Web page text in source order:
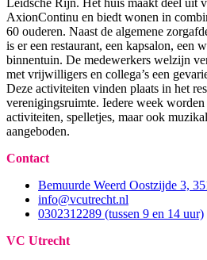
Leidsche Rijn. Het huis maakt deel uit
AxionContinu en biedt wonen in
60 ouderen. Naast de algemene
is er een restaurant, een kapsalon, een
binnentuin. De medewerkers welzijn
met vrijwilligers en collega’s een
Deze activiteiten vinden plaats in het
verenigingsruimte. Iedere week worden
activiteiten, spelletjes, maar ook
aangeboden.
Contact
Bemuurde Weerd Oostzijde 3,
info@vcutrecht.nl
0302312289 (tussen 9 en 14 uur)
VC Utrecht